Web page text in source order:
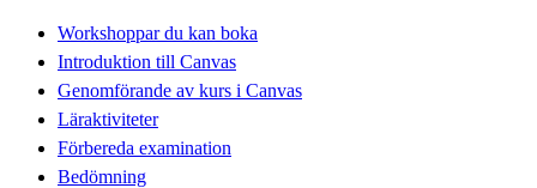
Workshoppar du kan boka
Introduktion till Canvas
Genomförande av kurs i Canvas
Läraktiviteter
Förbereda examination
Bedömning